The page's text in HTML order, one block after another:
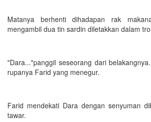
Matanya berhenti dihadapan rak
mengambil dua tin sardin diletakkan dalam
"Dara..."panggil seseorang dari
rupanya Farid yang menegur.
Farid mendekati Dara dengan senyuman
tawar.